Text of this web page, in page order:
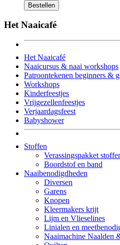
Bestellen
Het Naaicafé
Het Naaicafé
Naaicursus & naai workshops
Patroontekenen beginners &
Workshops
Kinderfeestjes
Vrijgezellenfeestjes
Verjaardagsfeest
Babyshower
Stoffen
Verassingspakket
Boordstof en band
Naaibenodigdheden
Diversen
Garens
Knopen
Kleermakers krijt
Lijm en Vlieselines
Linialen en
Naaimachine Naalden